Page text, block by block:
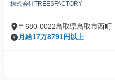
株式会社TREESFACTORY
〒680-0022鳥取県鳥取市西町
月給17万8791円以上